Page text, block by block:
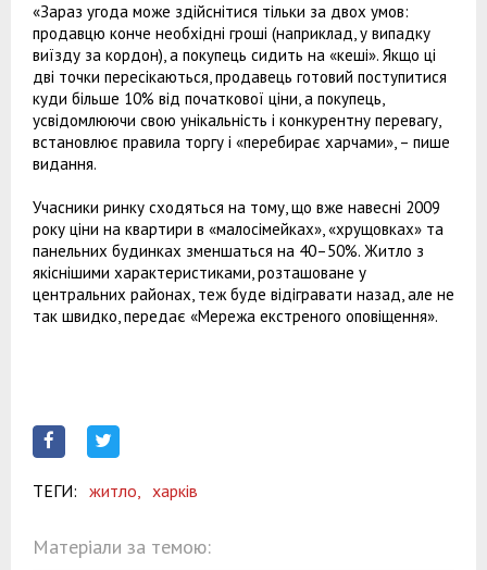
«Зараз угода може здійснітися тільки за двох умов:
продавцю конче необхідні гроші (наприклад, у випадку
виїзду за кордон), а покупець сидить на «кеші». Якщо ці
дві точки пересікаються, продавець готовий поступитися
куди більше 10% від початкової ціни, а покупець,
усвідомлюючи свою унікальність і конкурентну перевагу,
встановлює правила торгу і «перебирає харчами», – пише
видання.
Учасники ринку сходяться на тому, що вже навесні 2009
року ціни на квартири в «малосімейках», «хрущовках» та
панельних будинках зменшаться на 40–50%. Житло з
якіснішими характеристиками, розташоване у
центральних районах, теж буде відігравати назад, але не
так швидко, передає «Мережа екстреного оповіщення».
ТЕГИ: житло, харків
Матеріали за темою: